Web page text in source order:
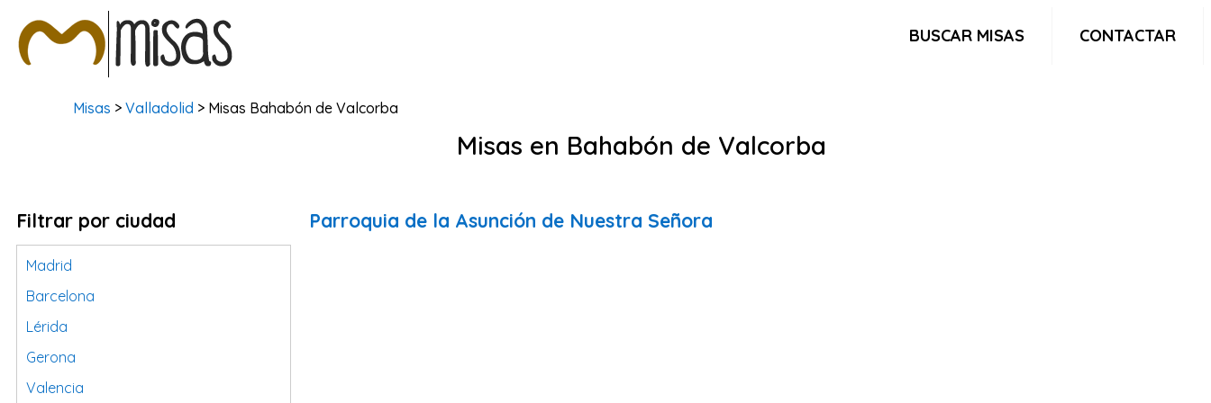
BUSCAR MISAS CONTACTAR
Misas >Valladolid > Misas Bahabón de Valcorba
Misas en Bahabón de Valcorba
Filtrar por ciudad
Madrid
Barcelona
Lérida
Gerona
Valencia
Parroquia de la Asunción de Nuestra Señora